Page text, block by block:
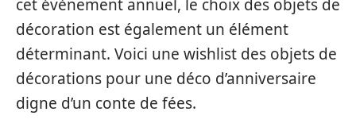
cet évènement annuel, le choix des objets de
décoration est également un élément
déterminant. Voici une wishlist des objets de
décorations pour une déco d’anniversaire
digne d’un conte de fées.